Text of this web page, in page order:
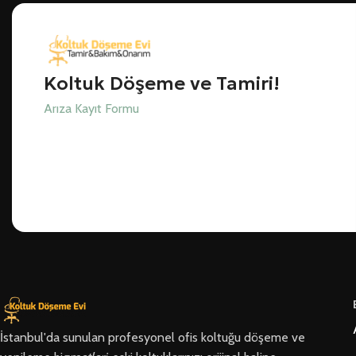
Koltuk Döşeme ve Tamiri!
Arıza Kayıt Formu
İstanbul'da sunulan profesyonel ofis koltuğu döşeme ve